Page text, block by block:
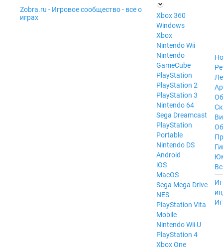
Zobra.ru - Игровое сообщество - все о
играх
П
ла
т
ф
ор
м
ы
Xbox 360
Windows
Xbox
Nintendo Wii
Nintendo
GameCube
PlayStation
PlayStation 2
PlayStation 3
Nintendo 64
Sega Dreamcast
PlayStation
Portable
Nintendo DS
Android
iOS
MacOS
Sega Mega Drive
NES
PlayStation Vita
Mobile
Nintendo Wii U
PlayStation 4
Xbox One